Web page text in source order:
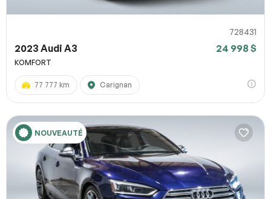
728431
2023 Audi A3 24 998 $
KOMFORT
77 777 km Carignan
NOUVEAUTÉ